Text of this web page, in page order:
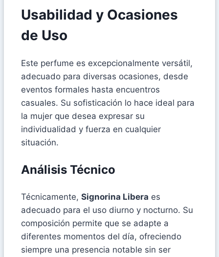
Usabilidad y Ocasiones
de Uso
Este perfume es excepcionalmente versátil,
adecuado para diversas ocasiones, desde
eventos formales hasta encuentros
casuales. Su sofisticación lo hace ideal para
la mujer que desea expresar su
individualidad y fuerza en cualquier
situación.
Análisis Técnico
Técnicamente, Signorina Libera es
adecuado para el uso diurno y nocturno. Su
composición permite que se adapte a
diferentes momentos del día, ofreciendo
siempre una presencia notable sin ser